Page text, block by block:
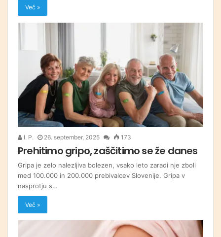
Več »
I. P. 26. september, 2025 173
Prehitimo gripo, zaščitimo se že danes
Gripa je zelo nalezljiva bolezen, vsako leto zaradi nje zboli
med 100.000 in 200.000 prebivalcev Slovenije. Gripa v
nasprotju s…
Več »